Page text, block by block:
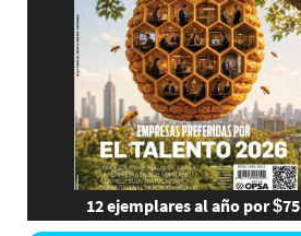
12 ejemplares al año por $75